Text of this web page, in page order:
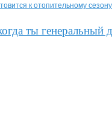
к отопительному сезону
ты генеральный